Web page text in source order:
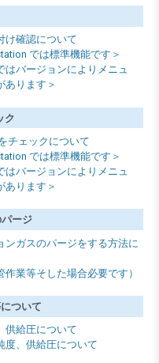
け確認について
では標準機能です＞
はバージョンによりメニュ
あります＞
ク
チェックについて
では標準機能です＞
はバージョンによりメニュ
あります＞
パージ
ンガスのパージをする方法に
作業等そした場合必要です）
ついて
供給圧について
度、供給圧について